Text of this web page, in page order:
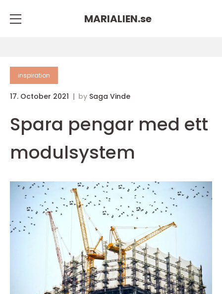
MARIALIEN.se
inspiration
17. October 2021 by Saga Vinde
Spara pengar med ett
modulsystem